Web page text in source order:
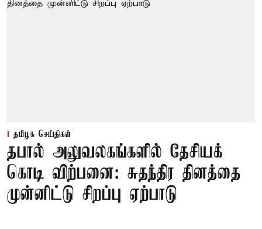
தமிழக செய்திகள்
தபால் அலுவலகங்களில் தேசியக்
கொடி விற்பனை: சுதந்திர தினத்தை
முன்னிட்டு சிறப்பு ஏற்பாடு